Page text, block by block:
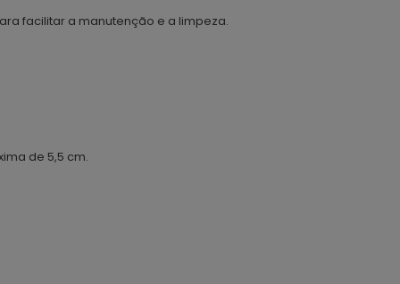
facilitar a manutenção e a limpeza.
de 5,5 cm.